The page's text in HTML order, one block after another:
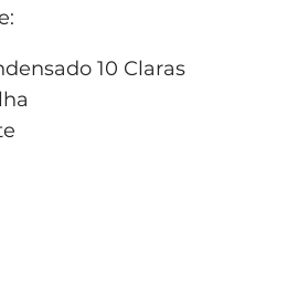
10 Claras